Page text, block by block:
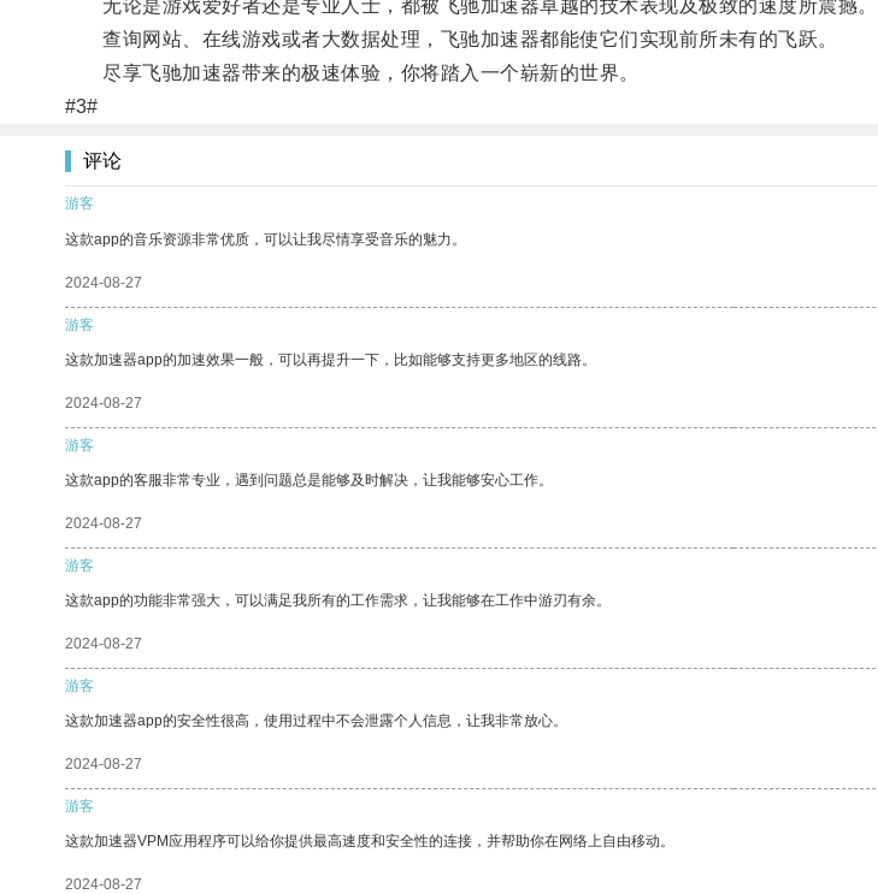
无论是游戏爱好者还是专业人士，都被飞驰加速器卓越的技术表现及极致的速度所震撼。
查询网站、在线游戏或者大数据处理，飞驰加速器都能使它们实现前所未有的飞跃。
尽享飞驰加速器带来的极速体验，你将踏入一个崭新的世界。
#3#
评论
游客
这款app的音乐资源非常优质，可以让我尽情享受音乐的魅力。
2024-08-27
游客
这款加速器app的加速效果一般，可以再提升一下，比如能够支持更多地区的线路。
2024-08-27
游客
这款app的客服非常专业，遇到问题总是能够及时解决，让我能够安心工作。
2024-08-27
游客
这款app的功能非常强大，可以满足我所有的工作需求，让我能够在工作中游刃有余。
2024-08-27
游客
这款加速器app的安全性很高，使用过程中不会泄露个人信息，让我非常放心。
2024-08-27
游客
这款加速器VPM应用程序可以给你提供最高速度和安全性的连接，并帮助你在网络上自由移动。
2024-08-27